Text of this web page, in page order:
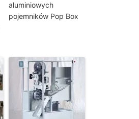
aluminiowych
pojemników Pop Box